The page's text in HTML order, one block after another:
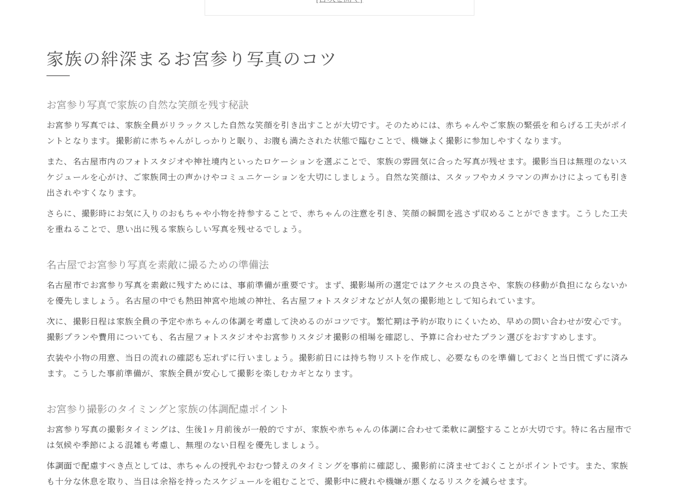
お宮参り写真撮影で押さえるべき服装の選び方
名古屋で叶うお宮参り撮影の魅力発見
名古屋で人気のお宮参り写真スポットの特徴と魅力
お宮参り写真撮影で名古屋ならではの背景を活かす
名古屋のお宮参り写真がより映えるロケーション選び
お宮参り写真はいつ撮影が最適？徹底解説
お宮参り写真を撮る最適な時期と時季の選び方
お宮参り写真の撮影日は家族の負担を減らす工夫を
お宮参り写真は何月頃が人気？名古屋での傾向
無理のないお宮参り撮影日程を選ぶ方法
家族の予定を優先したお宮参り写真撮影日の決め方
お宮参り写真のための当日と別日のメリット比較
お宮参り写真撮影で雨天時の対策や変更方法
写真スタジオ選びで重視したいポイント
名古屋のフォトスタジオ比較とお宮参り写真の特徴
お宮参り写真スタジオ選びで重視する設備やサービス
思い出を残す名古屋のお宮参り撮影ガイド
家族の絆深まるお宮参り写真のコツ
お宮参り写真で家族の自然な笑顔を残す秘訣
お宮参り写真では、家族全員がリラックスした自然な笑顔を引き出すことが大切です。そのためには、赤ちゃんやご家族の緊張を和らげる工夫がポイ
ントとなります。撮影前に赤ちゃんがしっかりと眠り、お腹も満たされた状態で臨むことで、機嫌よく撮影に参加しやすくなります。
また、名古屋市内のフォトスタジオや神社境内といったロケーションを選ぶことで、家族の雰囲気に合った写真が残せます。撮影当日は無理のないス
ケジュールを心がけ、ご家族同士の声かけやコミュニケーションを大切にしましょう。自然な笑顔は、スタッフやカメラマンの声かけによっても引き
出されやすくなります。
さらに、撮影時にお気に入りのおもちゃや小物を持参することで、赤ちゃんの注意を引き、笑顔の瞬間を逃さず収めることができます。こうした工夫
を重ねることで、思い出に残る家族らしい写真を残せるでしょう。
名古屋でお宮参り写真を素敵に撮るための準備法
名古屋市でお宮参り写真を素敵に残すためには、事前準備が重要です。まず、撮影場所の選定ではアクセスの良さや、家族の移動が負担にならないか
を優先しましょう。名古屋の中でも熱田神宮や地域の神社、名古屋フォトスタジオなどが人気の撮影地として知られています。
次に、撮影日程は家族全員の予定や赤ちゃんの体調を考慮して決めるのがコツです。繁忙期は予約が取りにくいため、早めの問い合わせが安心です。
撮影プランや費用についても、名古屋フォトスタジオやお宮参りスタジオ撮影の相場を確認し、予算に合わせたプラン選びをおすすめします。
衣装や小物の用意、当日の流れの確認も忘れずに行いましょう。撮影前日には持ち物リストを作成し、必要なものを準備しておくと当日慌てずに済み
ます。こうした事前準備が、家族全員が安心して撮影を楽しむカギとなります。
お宮参り撮影のタイミングと家族の体調配慮ポイント
お宮参り写真の撮影タイミングは、生後1ヶ月前後が一般的ですが、家族や赤ちゃんの体調に合わせて柔軟に調整することが大切です。特に名古屋市で
は気候や季節による混雑も考慮し、無理のない日程を優先しましょう。
体調面で配慮すべき点としては、赤ちゃんの授乳やおむつ替えのタイミングを事前に確認し、撮影前に済ませておくことがポイントです。また、家族
も十分な休息を取り、当日は余裕を持ったスケジュールを組むことで、撮影中に疲れや機嫌が悪くなるリスクを減らせます。